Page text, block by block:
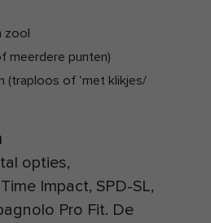
zool
meerdere punten)
(traploos of ‘met klikjes/
opties,
Impact, SPD-SL,
Pro Fit. De